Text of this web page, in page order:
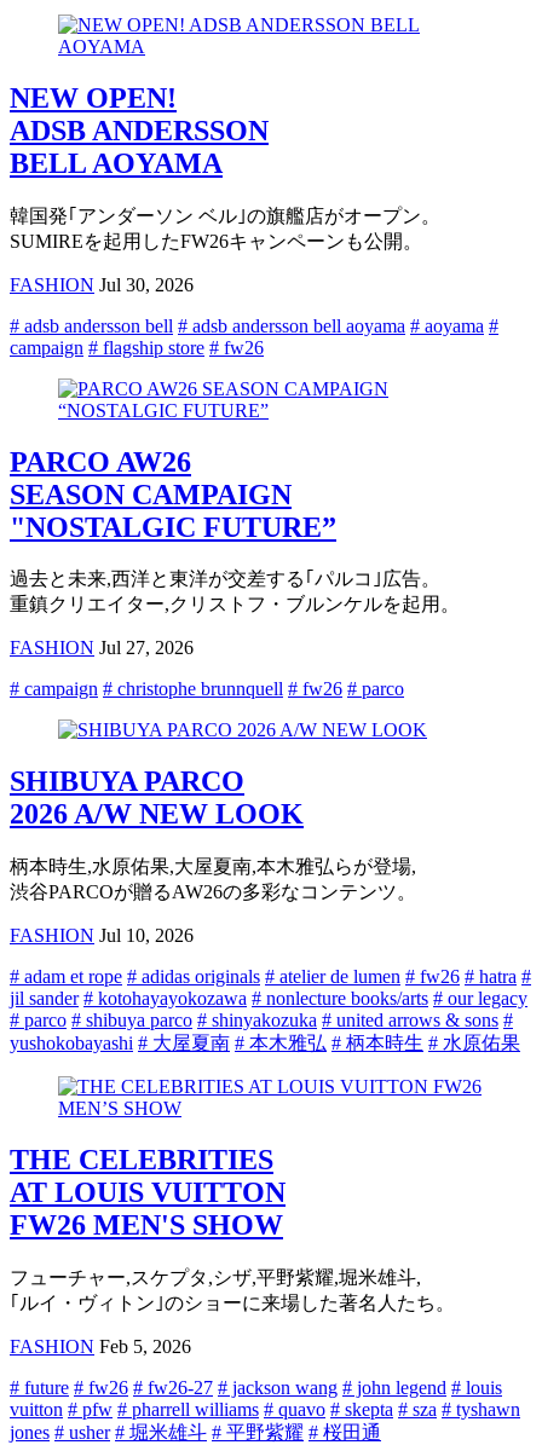
NEW OPEN!
ADSB ANDERSSON
BELL AOYAMA
韓国発｢アンダーソン ベル｣の旗艦店がオープン。
SUMIREを起用したFW26キャンペーンも公開。
FASHION Jul 30, 2026
# adsb andersson bell # adsb andersson bell aoyama # aoyama #
campaign # flagship store # fw26
PARCO AW26
SEASON CAMPAIGN
"NOSTALGIC FUTURE”
過去と未来,西洋と東洋が交差する｢パルコ｣広告。
重鎮クリエイター,クリストフ・ブルンケルを起用。
FASHION Jul 27, 2026
# campaign # christophe brunnquell # fw26 # parco
SHIBUYA PARCO
2026 A/W NEW LOOK
柄本時生,水原佑果,大屋夏南,本木雅弘らが登場,
渋谷PARCOが贈るAW26の多彩なコンテンツ。
FASHION Jul 10, 2026
# adam et rope # adidas originals # atelier de lumen # fw26 # hatra #
jil sander # kotohayayokozawa # nonlecture books/arts # our legacy
# parco # shibuya parco # shinyakozuka # united arrows & sons #
yushokobayashi # 大屋夏南 # 本木雅弘 # 柄本時生 # 水原佑果
THE CELEBRITIES
AT LOUIS VUITTON
FW26 MEN'S SHOW
フューチャー,スケプタ,シザ,平野紫耀,堀米雄斗,
｢ルイ・ヴィトン｣のショーに来場した著名人たち。
FASHION Feb 5, 2026
# future # fw26 # fw26-27 # jackson wang # john legend # louis
vuitton # pfw # pharrell williams # quavo # skepta # sza # tyshawn
jones # usher # 堀米雄斗 # 平野紫耀 # 桜田通